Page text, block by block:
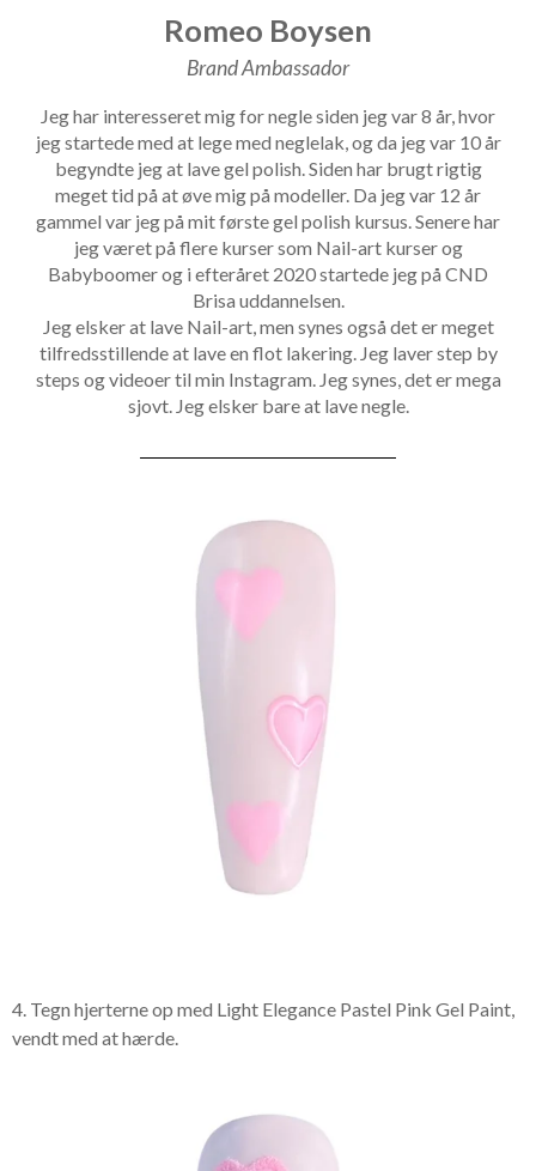
Romeo Boysen
Brand Ambassador
Jeg har interesseret mig for negle siden jeg var 8 år, hvor
jeg startede med at lege med neglelak, og da jeg var 10 år
begyndte jeg at lave gel polish. Siden har brugt rigtig
meget tid på at øve mig på modeller. Da jeg var 12 år
gammel var jeg på mit første gel polish kursus. Senere har
jeg været på flere kurser som Nail-art kurser og
Babyboomer og i efteråret 2020 startede jeg på CND
Brisa uddannelsen.
Jeg elsker at lave Nail-art, men synes også det er meget
tilfredsstillende at lave en flot lakering. Jeg laver step by
steps og videoer til min Instagram. Jeg synes, det er mega
sjovt. Jeg elsker bare at lave negle.
4. Tegn hjerterne op med Light Elegance Pastel Pink Gel Paint,
vendt med at hærde.